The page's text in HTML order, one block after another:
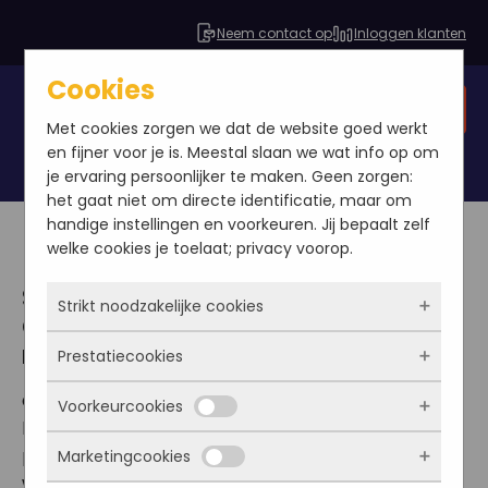
Neem contact op Inloggen klanten
SEO content optimalisatie
Content optimalisatie zorgt voor
meer bezoekers naar je website
Ook hier is zoekmachine optimalisatie erg
belangrijk: ga aan de slag met zoekwoorden. Stel
per pagina 1 tot 4 zoekwoorden vast. Bedenk goed
Cookies
Met cookies zorgen we dat de website goed werkt
en fijner voor je is. Meestal slaan we wat info op om
je ervaring persoonlijker te maken. Geen zorgen:
het gaat niet om directe identificatie, maar om
handige instellingen en voorkeuren. Jij bepaalt zelf
welke cookies je toelaat; privacy voorop.
Strikt noodzakelijke cookies
Deze cookies zorgen ervoor dat de website
überhaupt werkt. Ze zijn dus altijd actief en
kunnen niet worden uitgezet. Meestal worden
ze alleen geplaatst als jij iets doet, zoals
inloggen, een formulier invullen of je
Prestatiecookies
Met deze cookies zien we hoe vaak onze site
bezocht wordt, waar bezoekers vandaan
komen en welke pagina’s populair zijn. Zo
Voorkeurcookies
Deze cookies onthouden jouw voorkeuren.
Marketingcookies